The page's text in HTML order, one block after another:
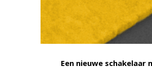
Een nieuwe